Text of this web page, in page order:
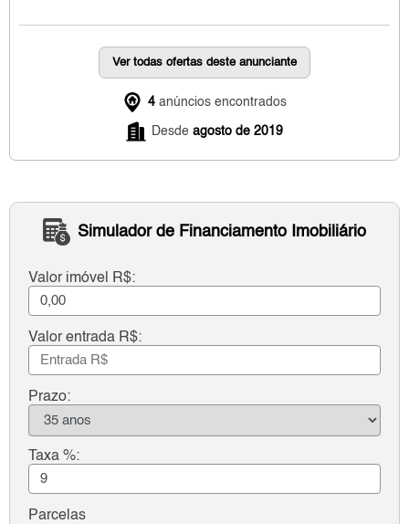
Ver todas ofertas deste anunciante
4 anúncios encontrados
Desde agosto de 2019
Simulador de Financiamento Imobiliário
Valor imóvel R$:
Valor entrada R$:
Prazo:
Taxa %:
Parcelas